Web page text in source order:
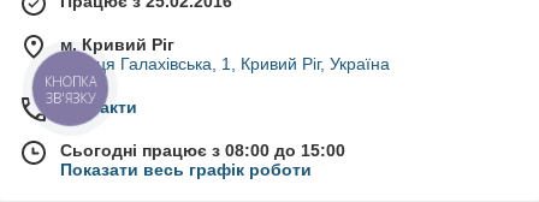
м. Кривий Ріг
вулиця Галахівська, 1, Кривий Ріг, Україна
Контакти
Сьогодні працює з 08:00 до 15:00
Показати весь графік роботи